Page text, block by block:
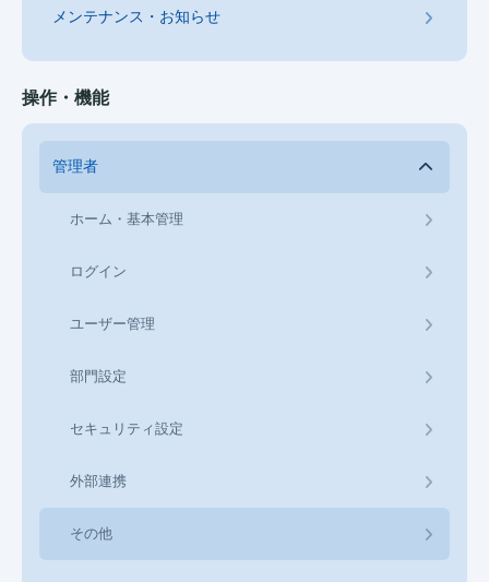
メンテナンス・お知らせ
操作・機能
管理者
ホーム・基本管理
ログイン
ユーザー管理
部門設定
セキュリティ設定
外部連携
その他